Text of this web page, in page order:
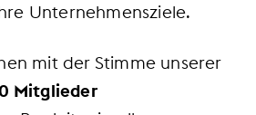
Unternehmensziele.
mit der Stimme unserer
Mitglieder